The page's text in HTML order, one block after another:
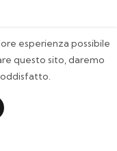
esperienza possibile
questo sito, daremo